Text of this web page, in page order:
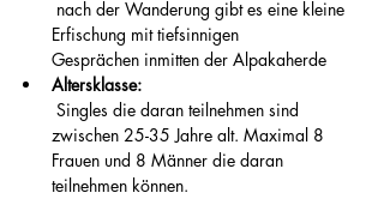
Erfischung mit tiefsinnigen
Gesprächen inmitten der Alpakaherde
Altersklasse:
zwischen 25-35 Jahre alt. Maximal 8
Frauen und 8 Männer die daran
teilnehmen können.